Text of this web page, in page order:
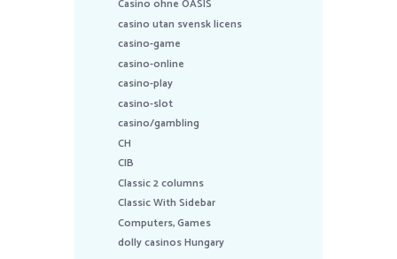
Casino ohne OASIS
casino utan svensk licens
casino-game
casino-online
casino-play
casino-slot
casino/gambling
CH
CIB
Classic 2 columns
Classic With Sidebar
Computers, Games
dolly casinos Hungary